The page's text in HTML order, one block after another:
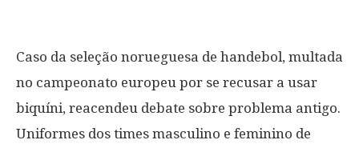
Caso da seleção norueguesa de handebol, multada
no campeonato europeu por se recusar a usar
biquíni, reacendeu debate sobre problema antigo.
Uniformes dos times masculino e feminino de